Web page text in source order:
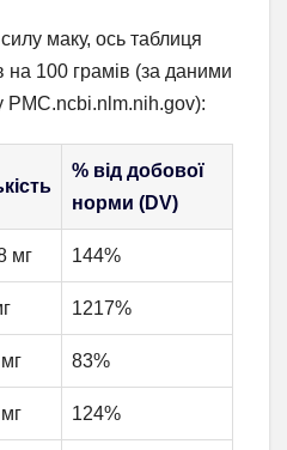
маку, ось таблиця
на 100 грамів (за даними
PMC.ncbi.nlm.nih.gov):
% від добової
норми (DV)
мг 144%
1217%
83%
124%